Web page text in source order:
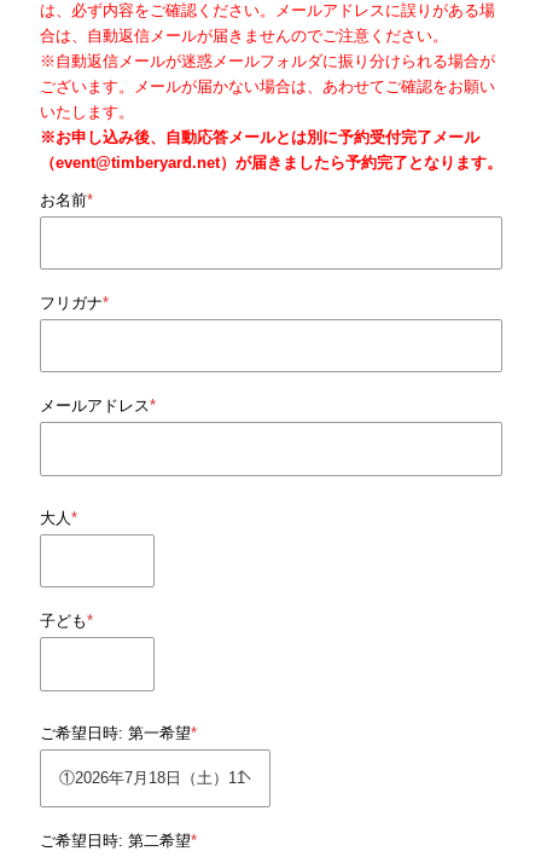
は、必ず内容をご確認ください。メールアドレスに誤りがある場
合は、自動返信メールが届きませんのでご注意ください。
※自動返信メールが迷惑メールフォルダに振り分けられる場合が
ございます。メールが届かない場合は、あわせてご確認をお願い
いたします。
※お申し込み後、自動応答メールとは別に予約受付完了メール
（event@timberyard.net）が届きましたら予約完了となります。
お名前*
フリガナ*
メールアドレス*
大人*
子ども*
ご希望日時: 第一希望*
ご希望日時: 第二希望*